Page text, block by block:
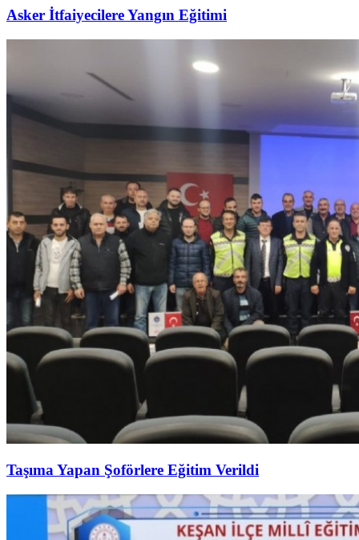
Asker İtfaiyecilere Yangın Eğitimi
Taşıma Yapan Şoförlere Eğitim Verildi